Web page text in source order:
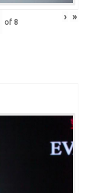
of 8 › »